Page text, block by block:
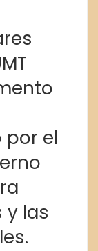
por el
y las